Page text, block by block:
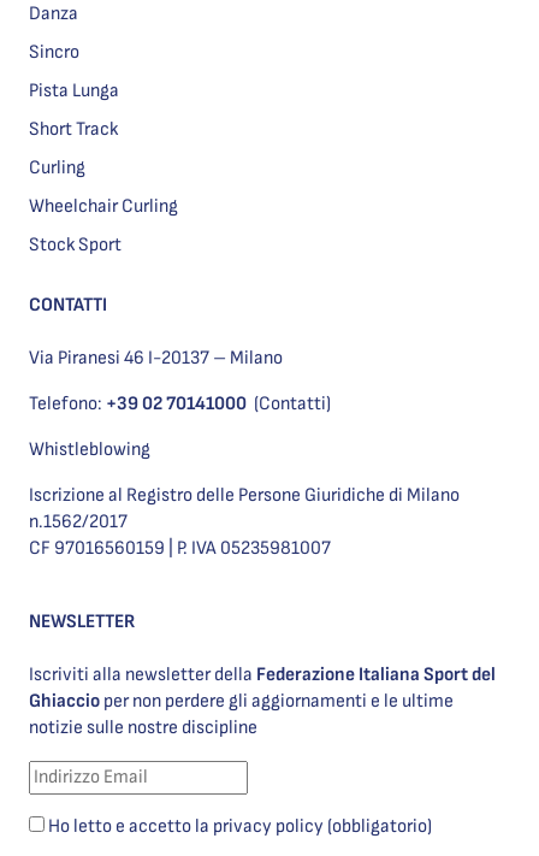
Danza
Sincro
Pista Lunga
Short Track
Curling
Wheelchair Curling
Stock Sport
CONTATTI
Via Piranesi 46 I-20137 – Milano
Telefono: +39 02 70141000 (Contatti)
Whistleblowing
Iscrizione al Registro delle Persone Giuridiche di Milano
n.1562/2017
CF 97016560159 | P. IVA 05235981007
NEWSLETTER
Iscriviti alla newsletter della Federazione Italiana Sport del
Ghiaccio per non perdere gli aggiornamenti e le ultime
notizie sulle nostre discipline
Ho letto e accetto la privacy policy (obbligatorio)